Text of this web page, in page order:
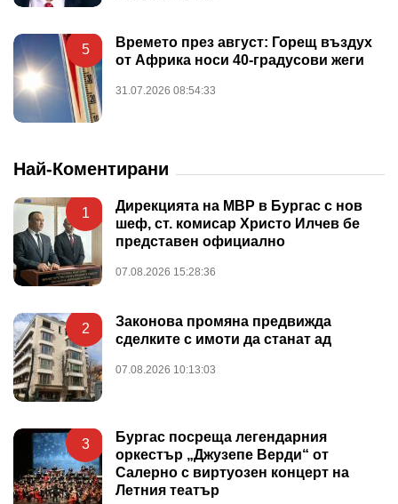
5
Времето през август: Горещ въздух
от Африка носи 40-градусови жеги
31.07.2026 08:54:33
Най-Коментирани
1
Дирекцията на МВР в Бургас с нов
шеф, ст. комисар Христо Илчев бе
представен официално
07.08.2026 15:28:36
2
Законова промяна предвижда
сделките с имоти да станат ад
07.08.2026 10:13:03
3
Бургас посреща легендарния
оркестър „Джузепе Верди“ от
Салерно с виртуозен концерт на
Летния театър